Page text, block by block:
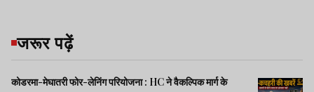
जरूर पढ़ें
कोडरमा-मेघातरी फोर-लेनिंग परियोजना : HC ने वैकल्पिक मार्ग के